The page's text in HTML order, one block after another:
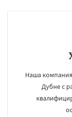
Наша
Дубне с